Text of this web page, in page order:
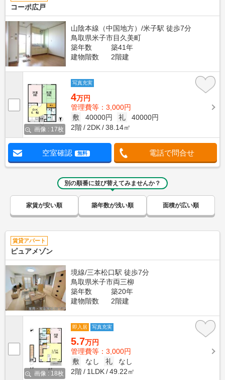
コーポ広戸
山陰本線（中国地方）/米子駅 徒歩7分
鳥取県米子市目久美町
築年数
築41年
建物階数
2階建
画像 : 17枚
写真充実
4万円
管理費等：3,000円
敷
40000円 礼
40000円
2階
2DK 38.14㎡
空室確認 無料 電話で問合せ
別の順番に並び替えてみませんか？
家賃が安い順 築年数が浅い順 面積が広い順
賃貸アパート
ピュアメゾン
境線/三本松口駅 徒歩7分
鳥取県米子市両三柳
築年数
築20年
建物階数
2階建
画像 : 18枚
即入居 写真充実
5.7万円
管理費等：3,000円
敷
なし 礼
なし
2階
1LDK 49.22㎡